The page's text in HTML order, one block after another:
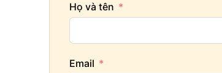
Họ và tên
Email